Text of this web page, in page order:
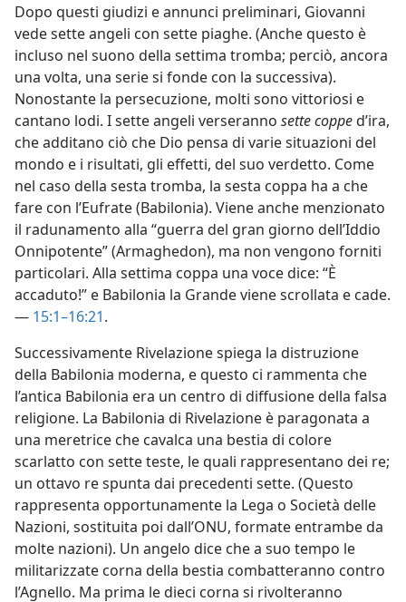
Dopo questi giudizi e annunci preliminari, Giovanni
vede sette angeli con sette piaghe. (Anche questo è
incluso nel suono della settima tromba; perciò, ancora
una volta, una serie si fonde con la successiva).
Nonostante la persecuzione, molti sono vittoriosi e
cantano lodi. I sette angeli verseranno sette copped’ira,
che additano ciò che Dio pensa di varie situazioni del
mondo e i risultati, gli effetti, del suo verdetto. Come
nel caso della sesta tromba, la sesta coppa ha a che
fare con l’Eufrate (Babilonia). Viene anche menzionato
il radunamento alla “guerra del gran giorno dell’Iddio
Onnipotente” (Armaghedon), ma non vengono forniti
particolari. Alla settima coppa una voce dice: “È
accaduto!” e Babilonia la Grande viene scrollata e cade.
— 15:1–16:21.
Successivamente Rivelazione spiega la distruzione
della Babilonia moderna, e questo ci rammenta che
l’antica Babilonia era un centro di diffusione della falsa
religione. La Babilonia di Rivelazione è paragonata a
una meretrice che cavalca una bestia di colore
scarlatto con sette teste, le quali rappresentano dei re;
un ottavo re spunta dai precedenti sette. (Questo
rappresenta opportunamente la Lega o Società delle
Nazioni, sostituita poi dall’ONU, formate entrambe da
molte nazioni). Un angelo dice che a suo tempo le
militarizzate corna della bestia combatteranno contro
l’Agnello. Ma prima le dieci corna si rivolteranno